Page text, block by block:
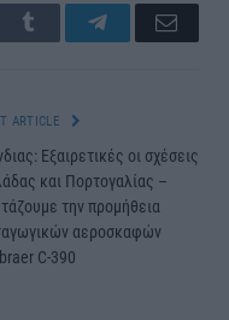
Tumblr TelegramEmail
ARTICLE
Εξαιρετικές οι σχέσεις
και Πορτογαλίας –
την προμήθεια
αεροσκαφών
C-390